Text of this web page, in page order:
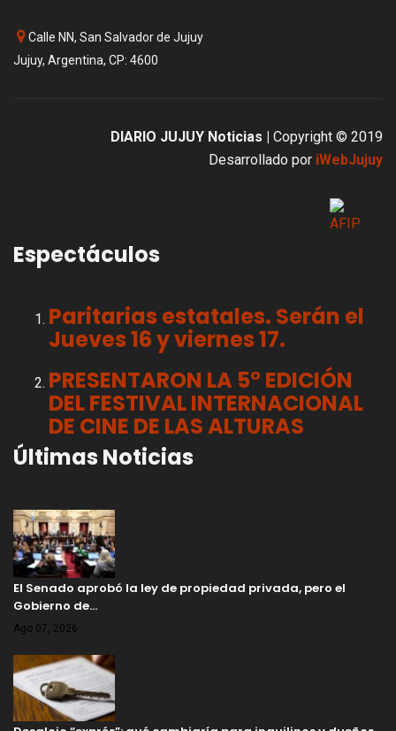
Calle NN, San Salvador de Jujuy
Jujuy, Argentina, CP: 4600
DIARIO JUJUY Noticias | Copyright © 2019
Desarrollado por iWebJujuy
Espectáculos
Paritarias estatales. Serán el
Jueves 16 y viernes 17.
PRESENTARON LA 5° EDICIÓN
DEL FESTIVAL INTERNACIONAL
DE CINE DE LAS ALTURAS
Últimas Noticias
El Senado aprobó la ley de propiedad privada, pero el
Gobierno de…
Ago 07, 2026